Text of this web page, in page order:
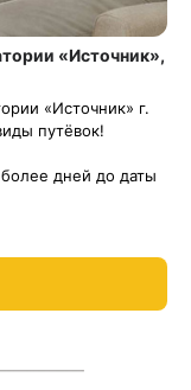
«Источник»,
«Источник» г.
путёвок!
дней до даты
с другими
отдых по акции: